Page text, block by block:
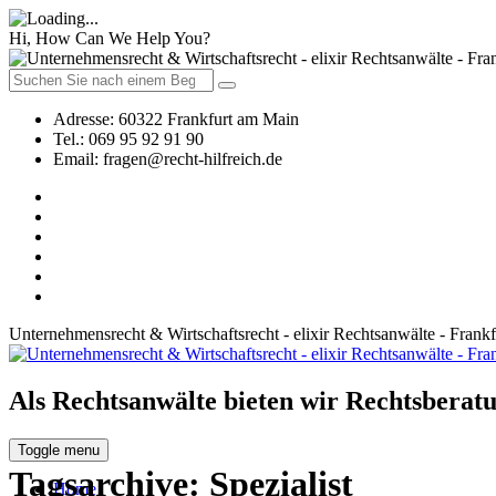
Hi, How Can We Help You?
Adresse: 60322 Frankfurt am Main
Tel.: 069 95 92 91 90
Email: fragen@recht-hilfreich.de
Unternehmensrecht & Wirtschaftsrecht - elixir Rechtsanwälte -
Als Rechtsanwälte bieten wir
Toggle menu
Home
Tagsarchive: Spezialist